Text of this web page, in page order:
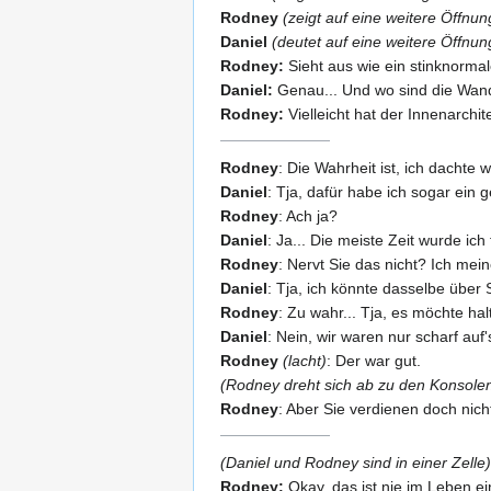
Rodney (zeigt auf eine weitere
Daniel (deutet auf eine weitere
Rodney: Sieht aus wie ein
Daniel: Genau... Und wo sind die
Rodney: Vielleicht hat der
Rodney: Die Wahrheit ist, ich dachte
Daniel: Tja, dafür habe ich sogar ein
Rodney: Ach ja?
Daniel: Ja... Die meiste Zeit wurde
Rodney: Nervt Sie das nicht? Ich
Daniel: Tja, ich könnte dasselbe über
Rodney: Zu wahr... Tja, es möchte
Daniel: Nein, wir waren nur scharf
Rodney (lacht): Der war gut.
(Rodney dreht sich ab zu den
Rodney: Aber Sie verdienen doch
(Daniel und Rodney sind in einer Zelle)
Rodney: Okay, das ist nie im Leben